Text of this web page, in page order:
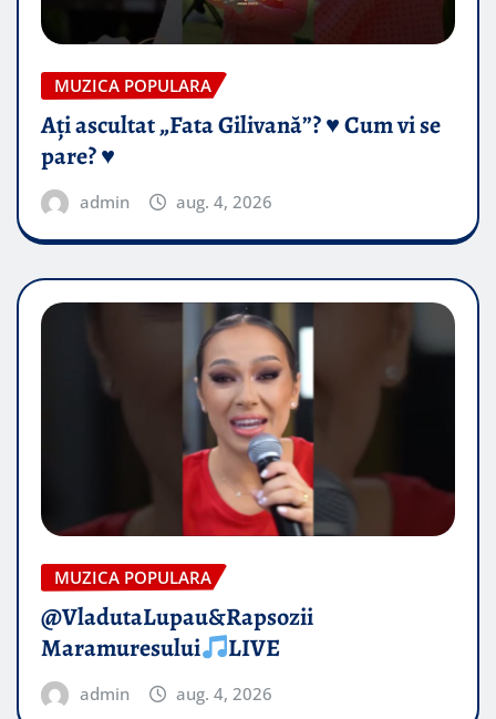
MUZICA POPULARA
Ați ascultat „Fata Gilivană”? ♥️ Cum vi se
pare? ♥️
admin aug. 4, 2026
MUZICA POPULARA
@VladutaLupau&Rapsozii
Maramuresului
LIVE
admin aug. 4, 2026